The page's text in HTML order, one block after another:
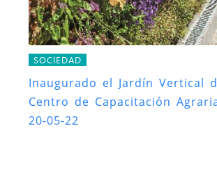
SOCIEDAD
Inaugurado el Jardín Vertical
Centro de Capacitación
20-05-22